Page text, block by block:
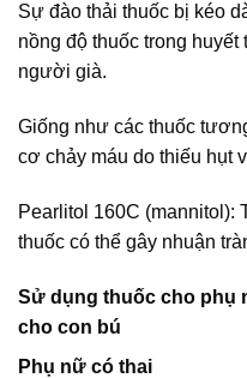
Sự đào thải thuốc bị kéo
nồng độ thuốc trong
người già.
Giống như các thuốc
cơ chảy máu do thiếu hụt
Pearlitol 160C (mannitol):
thuốc có thể gây nhuận
Sử dụng thuốc cho phụ
cho con bú
Phụ nữ có thai